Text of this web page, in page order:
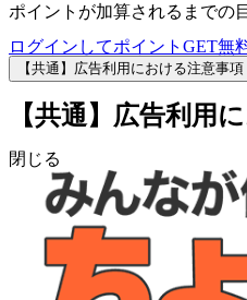
ポイントが加算されるまでの
ログインしてポイントGET無
【共通】広告利用における注意事項
【共通】広告利用
閉じる